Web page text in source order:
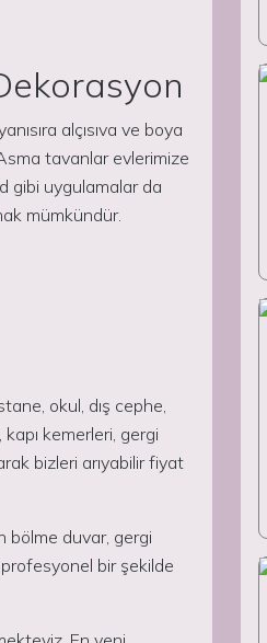
alçısıva ve boya
tavanlar evlerimize
gibi uygulamalar da
mümkündür.
okul, dış cephe,
kemerleri, gergi
bizleri arıyabilir fiyat
bölme duvar, gergi
bir şekilde